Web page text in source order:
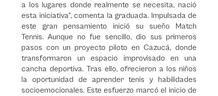
a los lugares donde realmente se necesita, nació
esta iniciativa”, comenta la graduada. Impulsada de
este gran pensamiento inició su sueño Match
Tennis. Aunque no fue sencillo, dio sus primeros
pasos con un proyecto piloto en Cazucá, donde
transformaron un espacio improvisado en una
cancha deportiva. Tras ello, ofrecieron a los niños
la oportunidad de aprender tenis y habilidades
socioemocionales. Este esfuerzo marcó el inicio de